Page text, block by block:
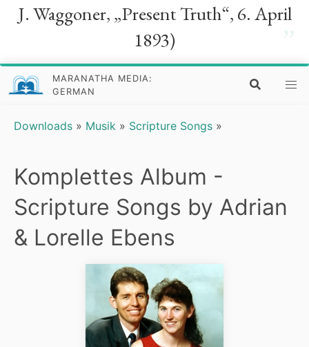
J. Waggoner, „Present Truth“, 6. April
1893)
MARANATHA MEDIA:
GERMAN
Downloads » Musik » Scripture Songs »
Komplettes Album -
Scripture Songs by Adrian
& Lorelle Ebens